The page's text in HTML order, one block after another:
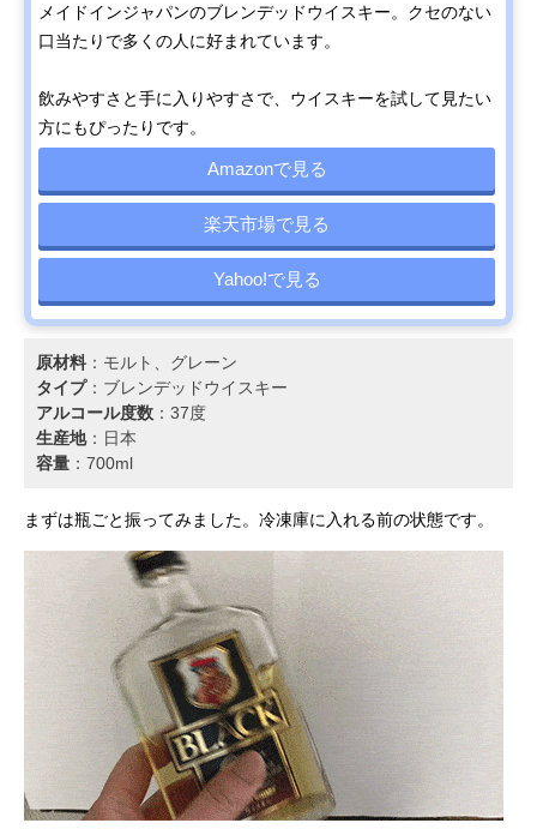
メイドインジャパンのブレンデッドウイスキー。クセのない
口当たりで多くの人に好まれています。
飲みやすさと手に入りやすさで、ウイスキーを試して見たい
方にもぴったりです。
Amazonで見る
楽天市場で見る
Yahoo!で見る
原材料 ：モルト、グレーン
タイプ：ブレンデッドウイスキー
アルコール度数 ：37度
生産地：日本
容量 ：700ml
まずは瓶ごと振ってみました。冷凍庫に入れる前の状態です。